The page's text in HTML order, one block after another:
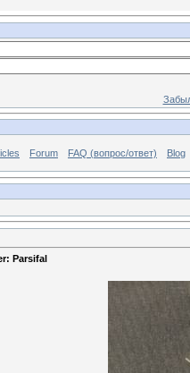
Forum FAQ (вопрос/ответ) Blog
Parsifal